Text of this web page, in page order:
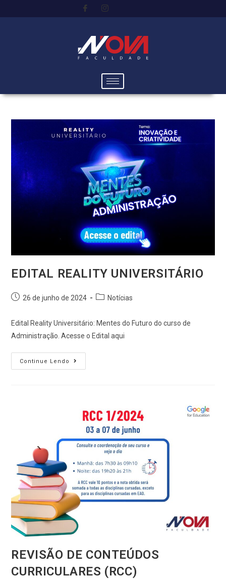
EDITAL REALITY UNIVERSITÁRIO
26 de junho de 2024 Notícias
Edital Reality Universitário: Mentes do Futuro do curso de
Administração. Acesse o Edital aqui
Continue Lendo
REVISÃO DE CONTEÚDOS
CURRICULARES (RCC)